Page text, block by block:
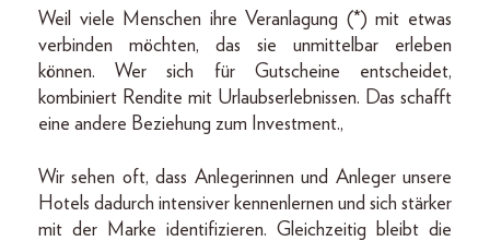
Weil viele Menschen ihre Veranlagung (*) mit etwas
verbinden möchten, das sie unmittelbar erleben
können. Wer sich für Gutscheine entscheidet,
kombiniert Rendite mit Urlaubserlebnissen. Das schafft
eine andere Beziehung zum Investment.,
Wir sehen oft, dass Anlegerinnen und Anleger unsere
Hotels dadurch intensiver kennenlernen und sich stärker
mit der Marke identifizieren. Gleichzeitig bleibt die